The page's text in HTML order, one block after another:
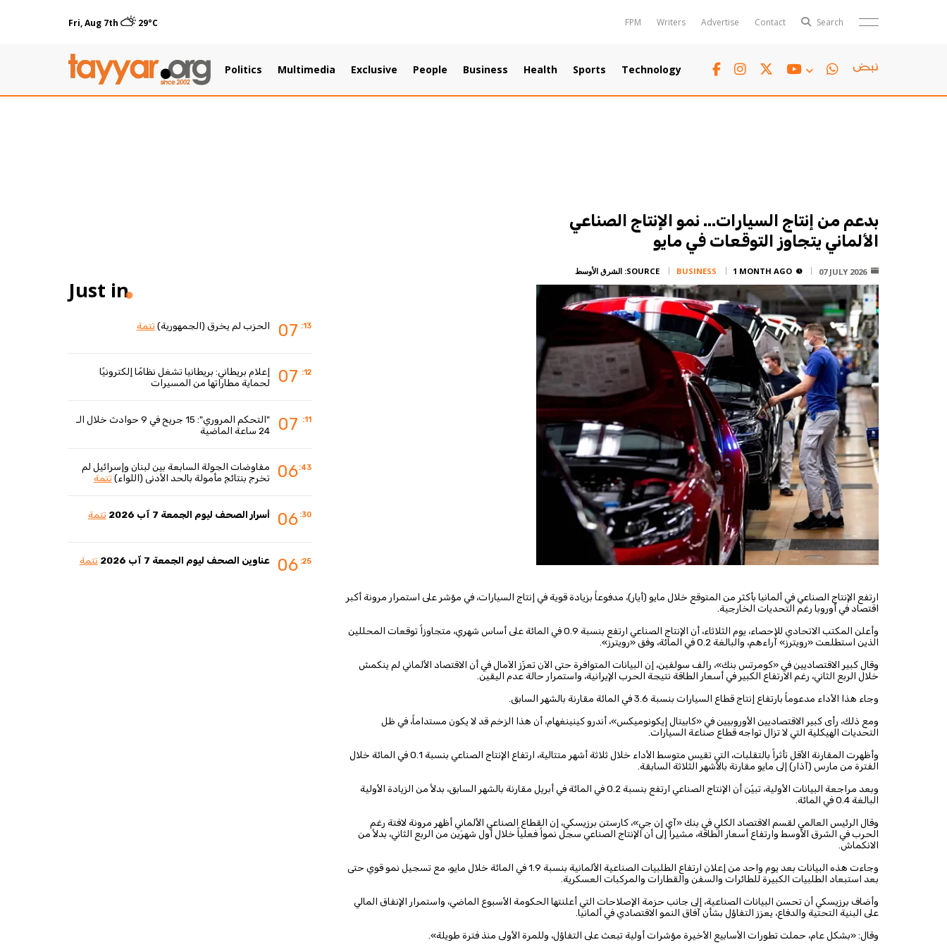
Fri, Aug 7th 29°C FPM Writers Advertise Contact Search
Polls
Politics Multimedia Exclusive People Business Health Sports Technology
TTV
بدعم من إنتاج السيارات... نمو الإنتاج الصناعي
الألماني يتجاوز التوقعات في مايو
07 JULY 2026
1 MONTH AGO
BUSINESS
SOURCE: الشرق الأوسط
ارتفع الإنتاج الصناعي في ألمانيا بأكثر من المتوقع خلال مايو (أيار)، مدفوعاً بزيادة قوية في إنتاج السيارات، في مؤشر على استمرار مرونة أكبر
اقتصاد في أوروبا رغم التحديات الخارجية.
وأعلن المكتب الاتحادي للإحصاء، يوم الثلاثاء، أن الإنتاج الصناعي ارتفع بنسبة 0.9 في المائة على أساس شهري، متجاوزاً توقعات المحللين
الذين استطلعت «رويترز» آراءهم، والبالغة 0.2 في المائة، وفق «رويترز».
وقال كبير الاقتصاديين في «كومرتس بنك»، رالف سولفين، إن البيانات المتوافرة حتى الآن تعزّز الآمال في أن الاقتصاد الألماني لم ينكمش
خلال الربع الثاني، رغم الارتفاع الكبير في أسعار الطاقة نتيجة الحرب الإيرانية، واستمرار حالة عدم اليقين.
وجاء هذا الأداء مدعوماً بارتفاع إنتاج قطاع السيارات بنسبة 3.6 في المائة مقارنة بالشهر السابق.
ومع ذلك، رأى كبير الاقتصاديين الأوروبيين في «كابيتال إيكونوميكس»، أندرو كينينغهام، أن هذا الزخم قد لا يكون مستداماً، في ظل
التحديات الهيكلية التي لا تزال تواجه قطاع صناعة السيارات.
وأظهرت المقارنة الأقل تأثراً بالتقلبات، التي تقيس متوسط الأداء خلال ثلاثة أشهر متتالية، ارتفاع الإنتاج الصناعي بنسبة 0.1 في المائة خلال
الفترة من مارس (آذار) إلى مايو مقارنة بالأشهر الثلاثة السابقة.
وبعد مراجعة البيانات الأولية، تبيّن أن الإنتاج الصناعي ارتفع بنسبة 0.2 في المائة في أبريل مقارنة بالشهر السابق، بدلاً من الزيادة الأولية
البالغة 0.4 في المائة.
وقال الرئيس العالمي لقسم الاقتصاد الكلي في بنك «آي إن جي»، كارستن برزيسكي، إن القطاع الصناعي الألماني أظهر مرونة لافتة رغم
الحرب في الشرق الأوسط وارتفاع أسعار الطاقة، مشيراً إلى أن الإنتاج الصناعي سجل نمواً فعلياً خلال أول شهرَين من الربع الثاني، بدلاً من
الانكماش.
وجاءت هذه البيانات بعد يوم واحد من إعلان ارتفاع الطلبيات الصناعية الألمانية بنسبة 1.9 في المائة خلال مايو، مع تسجيل نمو قوي حتى
بعد استبعاد الطلبيات الكبيرة للطائرات والسفن والقطارات والمركبات العسكرية.
وأضاف برزيسكي أن تحسن البيانات الصناعية، إلى جانب حزمة الإصلاحات التي أعلنتها الحكومة الأسبوع الماضي، واستمرار الإنفاق المالي
على البنية التحتية والدفاع، يعزز التفاؤل بشأن آفاق النمو الاقتصادي في ألمانيا.
وقال: «بشكل عام، حملت تطورات الأسابيع الأخيرة مؤشرات أولية تبعث على التفاؤل، وللمرة الأولى منذ فترة طويلة».
Just in
07 :13 الحزب لم يخرق (الجمهورية)تتمة
07 :12
إعلام بريطاني: بريطانيا تشغل نظامًا إلكترونيًا
لحماية مطاراتها من المسيرات
07 :11
"التحكم المروري": 15 جريح في 9 حوادث خلال الـ
24 ساعة الماضية
06:43
مفاوضات الجولة السابعة بين لبنان وإسرائيل لم
تخرج بنتائج مأمولة بالحد الأدنى (اللواء)تتمة
06 :30 أسرار الصحف ليوم الجمعة 7 آب 2026 تتمة
06 :25 عناوين الصحف ليوم الجمعة 7 آب 2026 تتمة